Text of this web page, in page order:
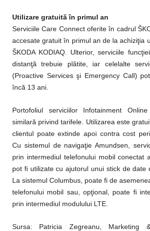
Utilizare gratuită în primul an
Serviciile Care Connect oferite în cadrul
accesate gratuit în primul an de la achiziţia
ŠKODA KODIAQ. Ulterior, serviciile
distanţă trebuie plătite, iar celelalte
(Proactive Services şi Emergency Call)
încă 13 ani.
Portofoliul serviciilor Infotainment
similară privind tarifele. Utilizarea este
clientul poate extinde apoi contra cost
Cu sistemul de navigaţie Amundsen,
prin intermediul telefonului mobil conectat
pot fi utilizate cu ajutorul unui stick de date
La sistemul Columbus, poate fi de
telefonului mobil sau, opţional, poate fi
prin intermediul modulului LTE.
Sursa: Patricia Zegreanu, Marketing